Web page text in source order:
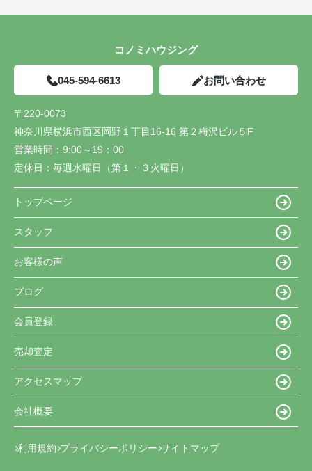
コノミハウジング
045-594-6613 お問い合わせ
〒220-0073
神奈川県横浜市西区岡野１丁目16-16 第２梅沢ビル５F
営業時間： 9:00～19：00
定休日： 毎週水曜日（第１・３火曜日）
トップページ
スタッフ
お客様の声
ブログ
会員登録
売却査定
アクセスマップ
会社概要
利用規約 プライバシーポリシー サイトマップ